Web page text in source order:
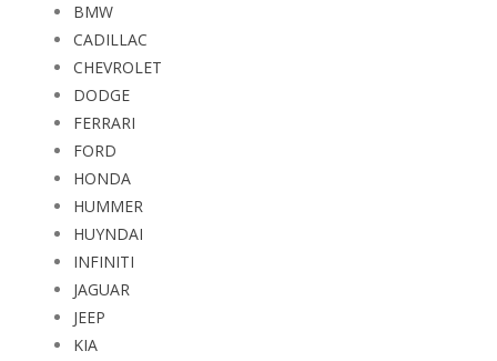
BMW
CADILLAC
CHEVROLET
DODGE
FERRARI
FORD
HONDA
HUMMER
HUYNDAI
INFINITI
JAGUAR
JEEP
KIA